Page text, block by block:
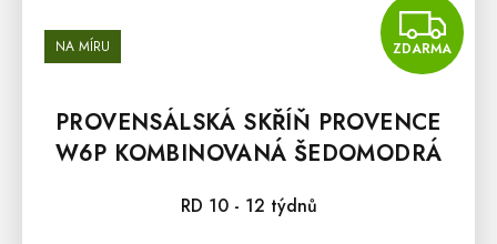
NA MÍRU ZDARMA
PROVENSÁLSKÁ SKŘÍŇ PROVENCE
W6P KOMBINOVANÁ ŠEDOMODRÁ
RD 10 - 12 týdnů